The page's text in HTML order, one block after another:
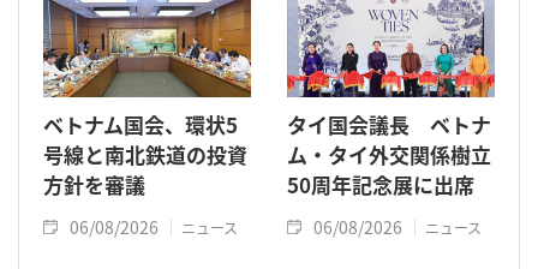
ベトナム国会、環状5
号線と南北鉄道の投資
方針を審議
06/08/2026 ニュース
タイ国会議長 ベトナ
ム・タイ外交関係樹立
50周年記念展に出席
06/08/2026 ニュース